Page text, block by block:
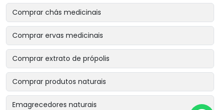
Comprar chás medicinais
Comprar ervas medicinais
Comprar extrato de própolis
Comprar produtos naturais
Emagrecedores naturais